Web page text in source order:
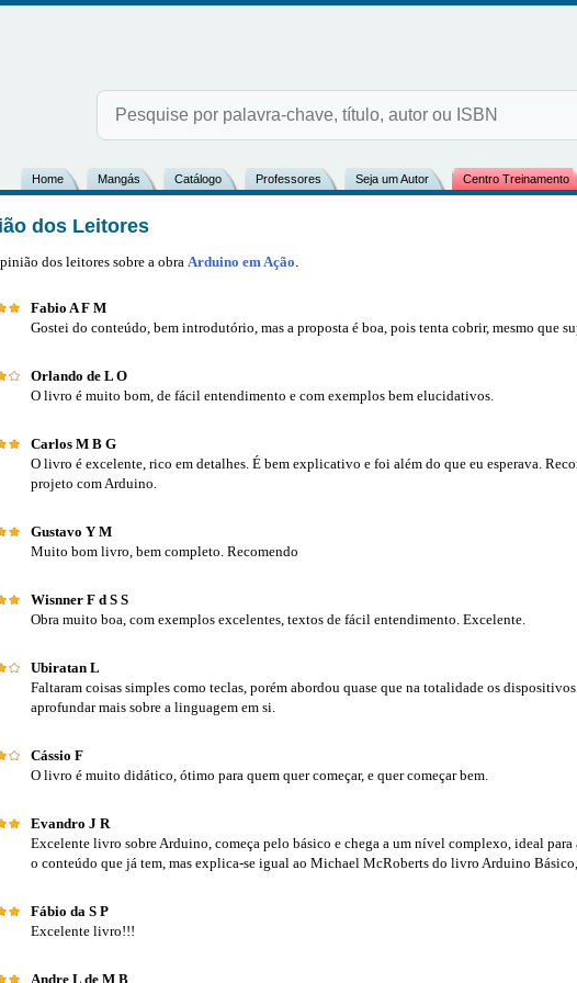
Home Mangás Catálogo Professores Seja um Autor Centro Treinamento
dos Leitores
dos leitores sobre a obra Arduino em Ação.
Fabio A F M
Gostei do conteúdo, bem introdutório, mas a proposta é boa, pois tenta cobrir, mesmo que
Orlando de L O
O livro é muito bom, de fácil entendimento e com exemplos bem elucidativos.
Carlos M B G
O livro é excelente, rico em detalhes. É bem explicativo e foi além do que eu esperava.
projeto com Arduino.
Gustavo Y M
Muito bom livro, bem completo. Recomendo
Wisnner F d S S
Obra muito boa, com exemplos excelentes, textos de fácil entendimento. Excelente.
Ubiratan L
Faltaram coisas simples como teclas, porém abordou quase que na totalidade os
aprofundar mais sobre a linguagem em si.
Cássio F
O livro é muito didático, ótimo para quem quer começar, e quer começar bem.
Evandro J R
Excelente livro sobre Arduino, começa pelo básico e chega a um nível complexo, ideal
o conteúdo que já tem, mas explica-se igual ao Michael McRoberts do livro Arduino
Fábio da S P
Excelente livro!!!
Andre L de M B